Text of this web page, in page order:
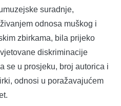
suradnje,
odnosa muškog i
zbirkama, bila prijeko
diskriminacije
se u prosjeku, broj autorica i
odnosi u poražavajućem